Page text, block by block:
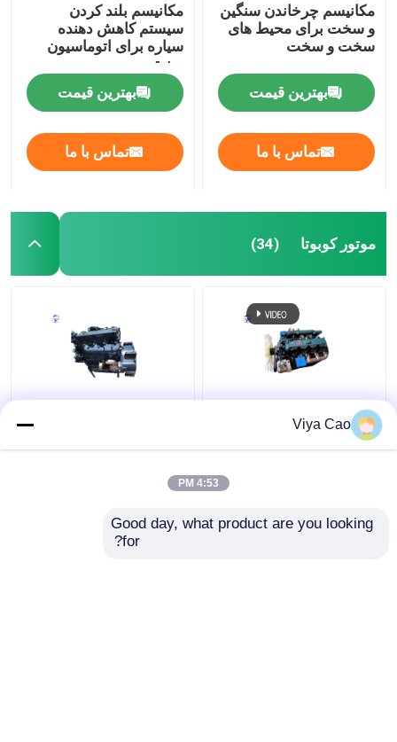
مکانیسم چرخاندن سنگین
و سخت برای محیط های
سخت و سخت
بهترین قیمت
تماس با ما
مکانیسم بلند کردن
سیستم کاهش دهنده
سیاره برای اتوماسیون
صنعتی
بهترین قیمت
تماس با ما
موتور کوبوتا (34)
Viya Cao
4:53 PM
Good day, what product are you looking
for?